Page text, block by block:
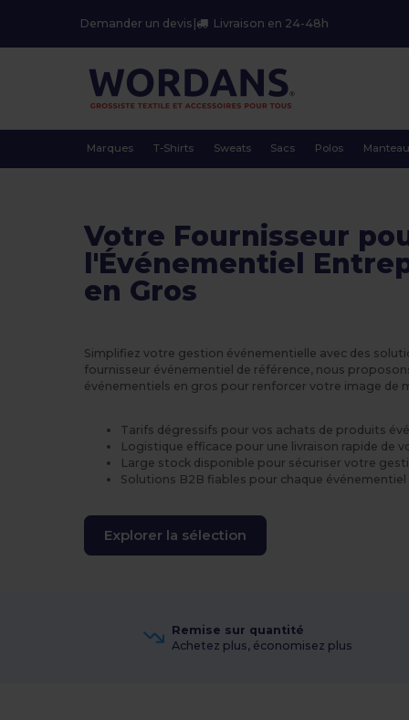
Demander un devis Livraison en 24-48h
Marques T-Shirts Sweats Sacs Polos
Votre Fournisseur
l'Événementiel
en Gros
Simplifiez votre gestion événementielle avec des
fournisseur événementiel de référence, nous
événementiels en gros pour renforcer votre image de
Tarifs dégressifs pour vos achats de produits
Logistique efficace pour une livraison rapide de
Large stock disponible pour sécuriser votre
Solutions B2B fiables pour chaque
Explorer la sélection
Remise sur quantité
Achetez plus, économisez plus